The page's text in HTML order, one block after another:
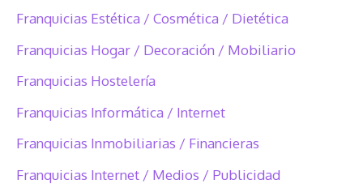
Franquicias Estética / Cosmética / Dietética
Franquicias Hogar / Decoración / Mobiliario
Franquicias Hostelería
Franquicias Informática / Internet
Franquicias Inmobiliarias / Financieras
Franquicias Internet / Medios / Publicidad